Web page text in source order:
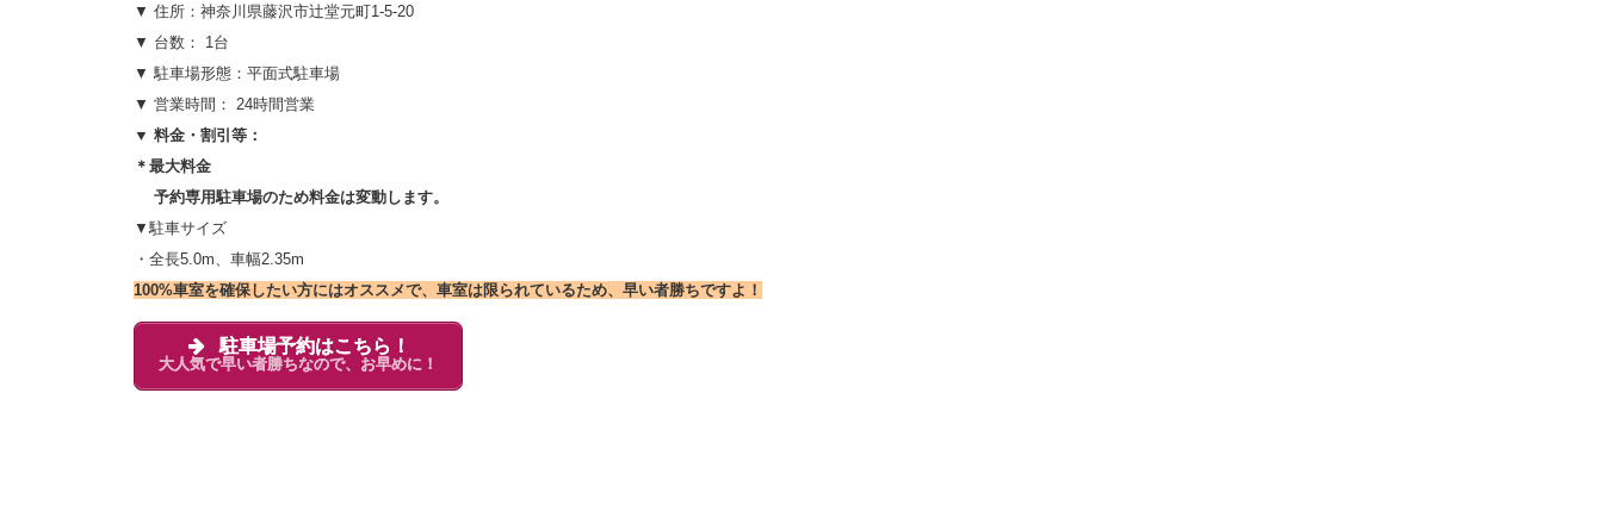
▼ 住所：神奈川県藤沢市辻堂元町1-5-20
▼ 台数： 1台
▼ 駐車場形態：平面式駐車場
▼ 営業時間： 24時間営業
▼ 料金・割引等：
＊最大料金
予約専用駐車場のため料金は変動します。
▼駐車サイズ
・全長5.0m、車幅2.35m
100%車室を確保したい方にはオススメで、車室は限られているため、早い者勝ちですよ！
駐車場予約はこちら！
大人気で早い者勝ちなので、お早めに！